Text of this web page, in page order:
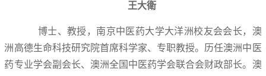
王大衛
博士、教授，南京中医药大学大洋洲校友会会长，澳
洲高德生命科技研究院首席科学家、专职教授。历任澳洲中医
药专业学会副会长、澳洲全国中医药学会联合会财政部长。澳